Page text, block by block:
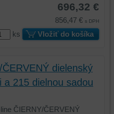
696,32 €
856,47 € s DPH
ks Vložiť do košíka
dielenský
215 dielnou sadou
ČIERNY/ČERVENÝ